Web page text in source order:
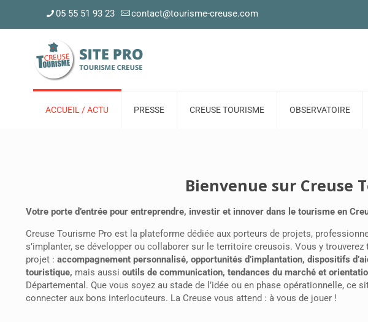
05 55 51 93 23 contact@tourisme-creuse.com
ACCUEIL / ACTU PRESSE CREUSE TOURISME OBSERVATOIRE
Bienvenue sur Creuse
Votre porte d’entrée pour entreprendre, investir et innover dans le tourisme en
Creuse Tourisme Pro est la plateforme dédiée aux porteurs de projets,
s’implanter, se développer ou collaborer sur le territoire creusois. Vous y trouverez
projet : accompagnement personnalisé, opportunités d’implantation, dispositifs
touristique, mais aussi outils de communication, tendances du marché et
Départemental. Que vous soyez au stade de l’idée ou en phase opérationnelle, ce
connecter aux bons interlocuteurs. La Creuse vous attend : à vous de jouer !